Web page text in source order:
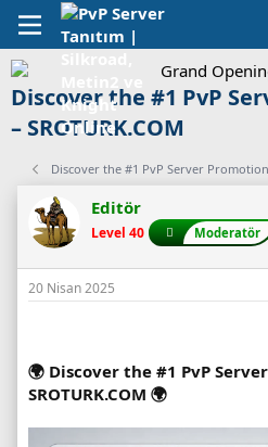
Discover the #1 PvP
– SROTURK.COM
Discover the #1 PvP Server Promotion
Editör
Level 40 Moderatör
20 Nisan 2025
🌍 Discover the #1 PvP
SROTURK.COM 🌍